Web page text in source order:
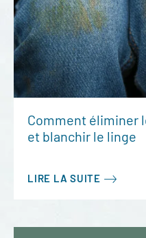
Comment éliminer
et blanchir le linge
LIRE LA SUITE